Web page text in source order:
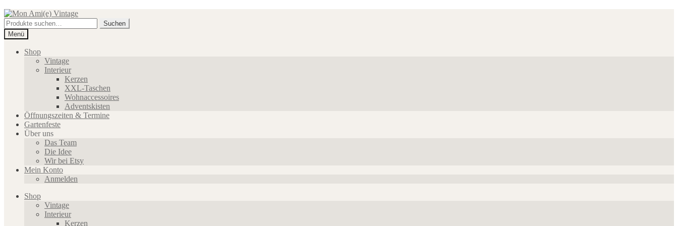
Zur
Navigation
springen
Zum
Inhalt
springen
Suche
nach:
Suchen
Menü
Shop
Vintage
Interieur
Kerzen
XXL-Taschen
Wohnaccessoires
Adventskisten
Öffnungszeiten & Termine
Gartenfeste
Über uns
Das Team
Die Idee
Wir bei Etsy
Mein Konto
Anmelden
Shop
Vintage
Interieur
Kerzen